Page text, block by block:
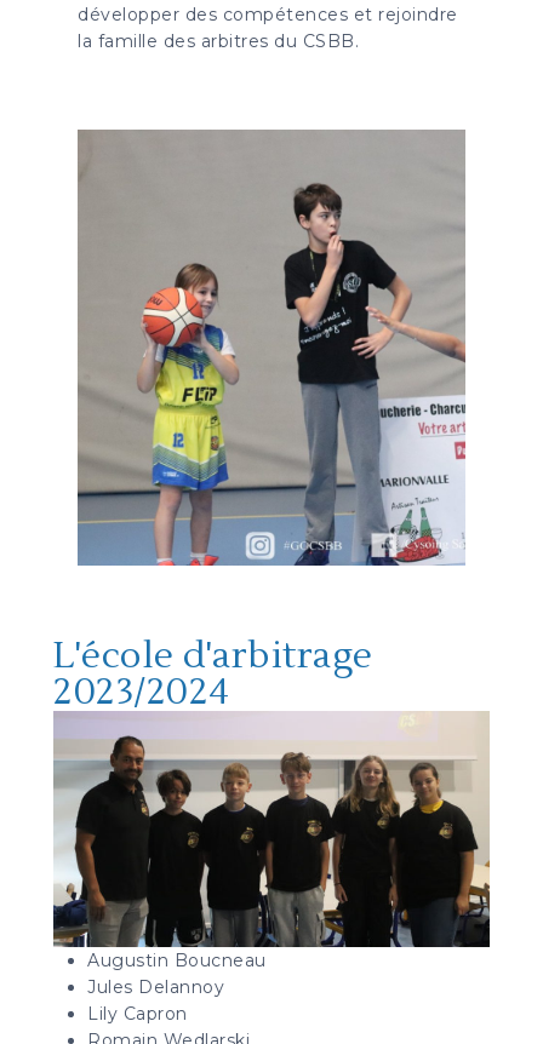
développer des compétences et rejoindre
la famille des arbitres du CSBB.
L'école d'arbitrage
2023/2024
Augustin Boucneau
Jules Delannoy
Lily Capron